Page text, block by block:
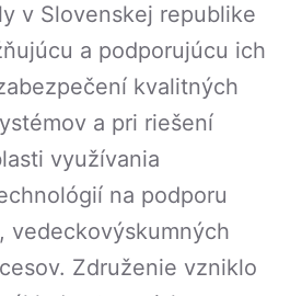
v Slovenskej republike
a podporujúcu ich
kvalitných
a pri riešení
využívania
na podporu
vedeckovýskumných
Združenie vzniklo